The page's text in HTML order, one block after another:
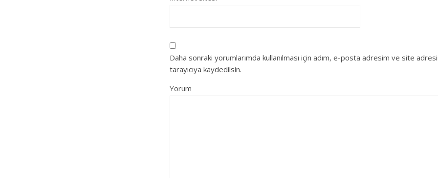
Daha sonraki yorumlarımda kullanılması için adım, e-posta adresim ve site
tarayıcıya kaydedilsin.
Yorum